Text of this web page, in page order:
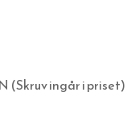
(Skruv ingår i priset)